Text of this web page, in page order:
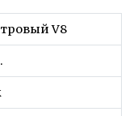
V8